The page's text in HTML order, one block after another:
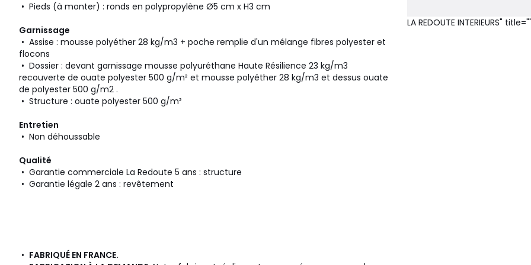
• Pieds (à monter) : ronds en polypropylène Ø5 cm x H3 cm
Garnissage
• Assise : mousse polyéther 28 kg/m3 + poche remplie d'un mélange fibres polyester et
flocons
• Dossier : devant garnissage mousse polyuréthane Haute Résilience 23 kg/m3
recouverte de ouate polyester 500 g/m² et mousse polyéther 28 kg/m3 et dessus ouate
de polyester 500 g/m2 .
• Structure : ouate polyester 500 g/m²
Entretien
• Non déhoussable
Qualité
• Garantie commerciale La Redoute 5 ans : structure
• Garantie légale 2 ans : revêtement
• FABRIQUÉ EN FRANCE.
LA REDOUTE INTERIEURS"